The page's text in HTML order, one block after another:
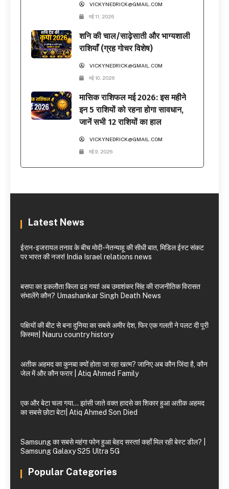
VICKYNEDRICK@GMAIL.COM
मई 11, 2026
शनि की चाल/साढ़ेसाती और भाग्यशाली
राशियाँ (ग्रह गोचर विशेष)
VICKYNEDRICK@GMAIL.COM
मई 10, 2026
मासिक राशिफल मई 2026: इस महीने
इन 5 राशियों को रहना होगा सावधान,
जानें सभी 12 राशियों का हाल
VICKYNEDRICK@GMAIL.COM
मई 9, 2026
Latest News
ईरान-इजरायल तनाव के बीच मोदी-नेतन्याहू की सीधी बात, मिडिल ईस्ट संकट
पर भारत की नजर! India Israel relations news
बसपा का इकलौता किला ढह गया! अब उमाशंकर सिंह की राजनीतिक विरासत
संभालेंगे कौन? Umashankar Singh Death News
पक्षियों की बीट से बना दुनिया का सबसे अमीर देश, फिर एक गलती ने पलट दी पूरी
किस्मत| Nauru country history
अतीक अहमद का कुनबा क्यों होता जा रहा खत्म? जानिए अब कौन जिंदा है, कौन
जेल में और कौन फरार | Atiq Ahmed Family
एक और बेटा चला गया… झांसी जाते वक्त हादसे का शिकार हुआ अतीक अहमद
का सबसे छोटा बेटा| Atiq Ahmed Son Died
Samsung का सबसे महंगा फोन हुआ बेहद सस्ता! कहाँ मिल रही बेस्ट डील? |
Samsung Galaxy S25 Ultra 5G
Popular Categories